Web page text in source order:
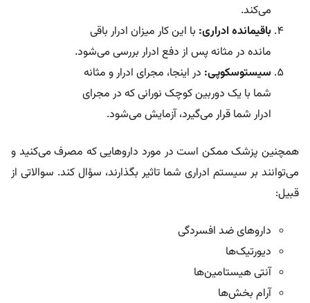
می‌کند.
باقیمانده ادراری: با این کار میزان ادرار باقی
مانده در مثانه پس از دفع ادرار بررسی می‌شود.
سیستوسکوپی: در اینجا، مجرای ادرار و مثانه
شما با یک دوربین کوچک نورانی که در مجرای
ادرار شما قرار می‌گیرد، آزمایش می‌شود.
همچنین پزشک ممکن است در مورد داروهایی که مصرف می‌کنید و
می‌توانند بر سیستم ادراری شما تاثیر بگذارند، سؤال کند. سوالاتی از
قبیل:
داروهای ضد افسردگی
دیورتیک‌ها
آنتی هیستامین‌ها
آرام بخش‌ها